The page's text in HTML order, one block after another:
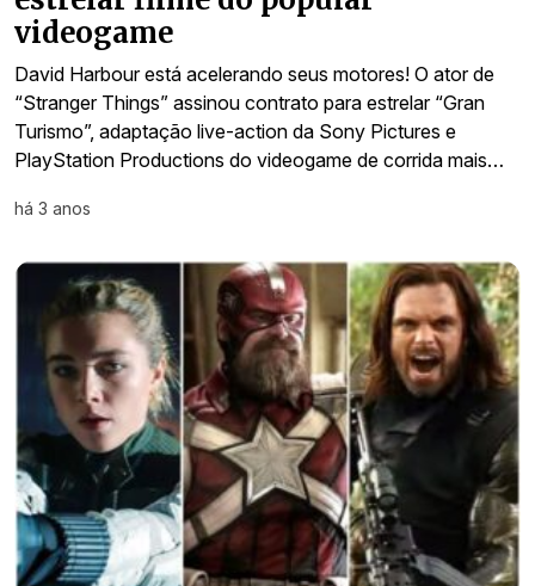
videogame
David Harbour está acelerando seus motores! O ator de
“Stranger Things” assinou contrato para estrelar “Gran
Turismo”, adaptação live-action da Sony Pictures e
PlayStation Productions do videogame de corrida mais…
há 3 anos